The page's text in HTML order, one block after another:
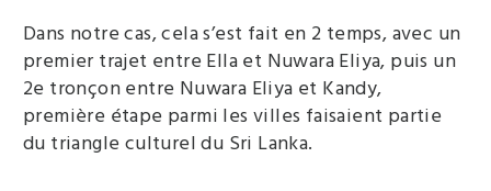
Dans notre cas, cela s’est fait en 2 temps, avec un
premier trajet entre Ella et Nuwara Eliya, puis un
2e tronçon entre Nuwara Eliya et Kandy,
première étape parmi les villes faisaient partie
du triangle culturel du Sri Lanka.